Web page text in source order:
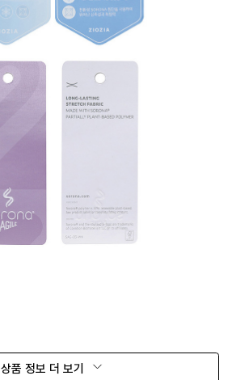
상품 정보 더 보기